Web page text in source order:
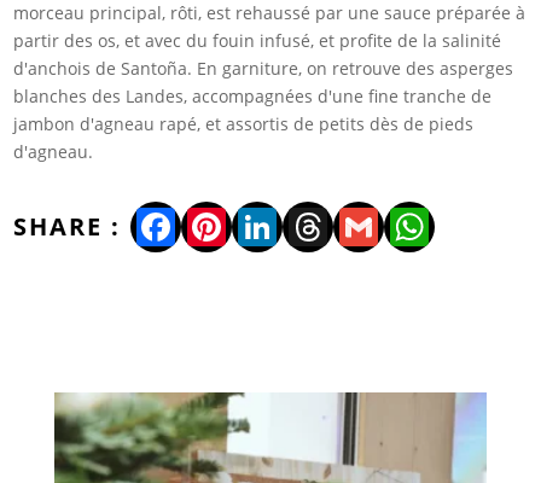
morceau principal, rôti, est rehaussé par une sauce préparée à
partir des os, et avec du fouin infusé, et profite de la salinité
d'anchois de Santoña. En garniture, on retrouve des asperges
blanches des Landes, accompagnées d'une fine tranche de
jambon d'agneau rapé, et assortis de petits dès de pieds
d'agneau.
Facebook
Pinterest
LinkedIn
Threads
Gmail